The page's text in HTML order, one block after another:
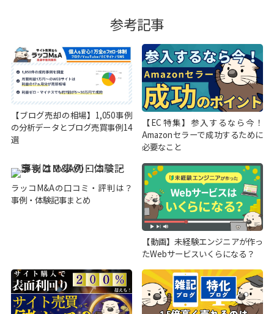
参考記事
【ブログ売却の相場】1,050事例
の分析データとブログ売買事例14
選
【EC特集】参入するなら今！
Amazonセラーで成功するために
必要なこと
ラッコM&Aの口コミ・評判は？
事例・体験記事まとめ
【動画】未経験エンジニアが作っ
たWebサービスいくらになる？